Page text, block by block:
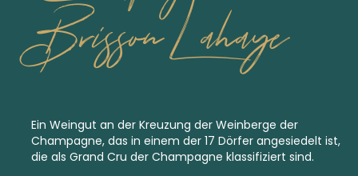
Brisson Lahaye
Ein Weingut an der Kreuzung der Weinberge der
Champagne, das in einem der 17 Dörfer angesiedelt ist,
die als Grand Cru der Champagne klassifiziert sind.